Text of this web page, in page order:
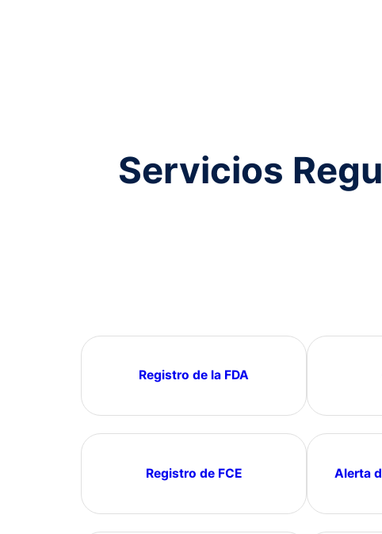
Servicios
Registro de la FDA
Registro de FCE Alerta